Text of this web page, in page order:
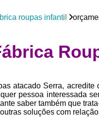
Estamparias
camiseta
Private label
para roupas
Private labels
roupas infantil
atacado Serra,
pessoa interessada
saber também que
soluções com